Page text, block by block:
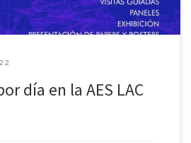
día en la AES LAC